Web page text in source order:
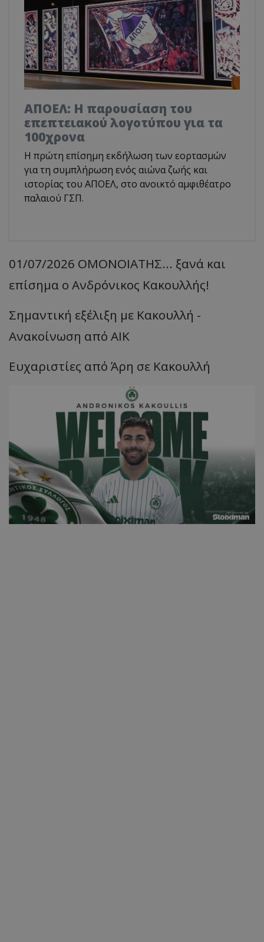
ΑΠΟΕΛ: Η παρουσίαση του
επεπτειακού λογοτύπου για τα
100χρονα
H πρώτη επίσημη εκδήλωση των εορτασμών
για τη συμπλήρωση ενός αιώνα ζωής και
ιστορίας του ΑΠΟΕΛ, στο ανοικτό αμφιθέατρο
παλαιού ΓΣΠ.
01/07/2026 ΟΜΟΝΟΙΑΤΗΣ... ξανά και
επίσημα ο Ανδρόνικος Κακουλλής!
Σημαντική εξέλιξη με Κακουλλή -
Ανακοίνωση από ΑΙΚ
Ευχαριστίες από Άρη σε Κακουλλή